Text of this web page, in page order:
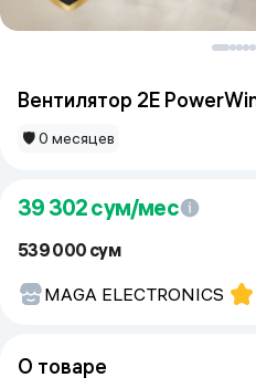
Вентилятор 2E
🛡 0 месяцев
39 302сум/мес
539 000 сум
MAGA ELECTRONICS
О товаре